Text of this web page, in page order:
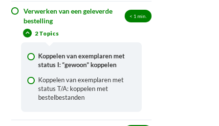
Bij een leverancier zonder
bestelkoppeling
Bij een leverancier met een
Verwerken van een geleverde
bestelling
< 1 min.
2 Topics
Koppelen van exemplaren met
status I: “gewoon” koppelen
Koppelen van exemplaren met
status T/A: koppelen met
bestelbestanden